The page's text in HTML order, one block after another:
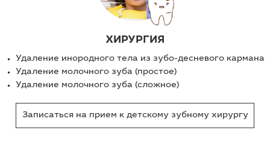
ХИРУРГИЯ
Удаление инородного тела из зубо-десневого кармана
Удаление молочного зуба (простое)
Удаление молочного зуба (сложное)
Записаться на прием к детскому зубному хирургу